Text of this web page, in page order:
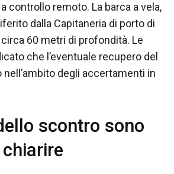
controllo remoto. La barca a vela,
dalla Capitaneria di porto di
60 metri di profondità. Le
che l’eventuale recupero del
degli accertamenti in
scontro sono